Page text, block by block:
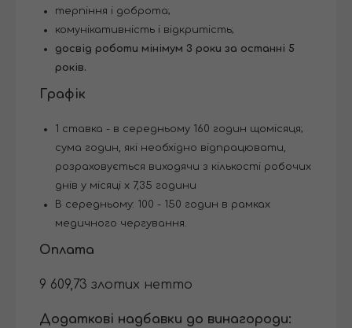
терпіння і доброта;
комунікативність і відкритість;
досвід роботи мінімум 3 роки за останні 5
років.
Графік
1 ставка - в середньому 160 годин щомісяця;
сума годин, які необхідно відпрацювати,
розраховується виходячи з кількості робочих
днів у місяці x 7,35 години
В середньому: 100 - 150 годин в рамках
медичного чергування.
Оплата
9 609,73 злотих нетто
Додаткові надбавки до винагороди: